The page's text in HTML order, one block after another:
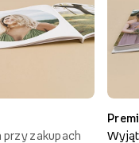
przy zakupach